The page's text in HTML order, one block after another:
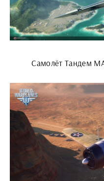
Самолёт Тандем